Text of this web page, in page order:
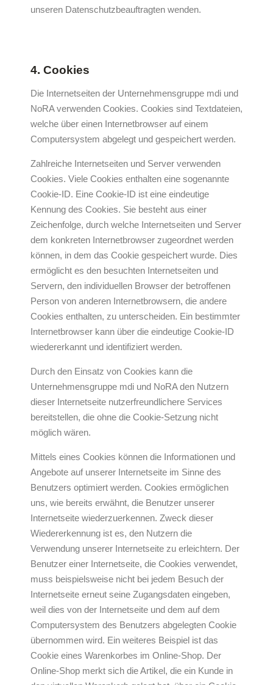
unseren Datenschutzbeauftragten wenden.
4. Cookies
Die Internetseiten der Unternehmensgruppe mdi und
NoRA verwenden Cookies. Cookies sind Textdateien,
welche über einen Internetbrowser auf einem
Computersystem abgelegt und gespeichert werden.
Zahlreiche Internetseiten und Server verwenden
Cookies. Viele Cookies enthalten eine sogenannte
Cookie-ID. Eine Cookie-ID ist eine eindeutige
Kennung des Cookies. Sie besteht aus einer
Zeichenfolge, durch welche Internetseiten und Server
dem konkreten Internetbrowser zugeordnet werden
können, in dem das Cookie gespeichert wurde. Dies
ermöglicht es den besuchten Internetseiten und
Servern, den individuellen Browser der betroffenen
Person von anderen Internetbrowsern, die andere
Cookies enthalten, zu unterscheiden. Ein bestimmter
Internetbrowser kann über die eindeutige Cookie-ID
wiedererkannt und identifiziert werden.
Durch den Einsatz von Cookies kann die
Unternehmensgruppe mdi und NoRA den Nutzern
dieser Internetseite nutzerfreundlichere Services
bereitstellen, die ohne die Cookie-Setzung nicht
möglich wären.
Mittels eines Cookies können die Informationen und
Angebote auf unserer Internetseite im Sinne des
Benutzers optimiert werden. Cookies ermöglichen
uns, wie bereits erwähnt, die Benutzer unserer
Internetseite wiederzuerkennen. Zweck dieser
Wiedererkennung ist es, den Nutzern die
Verwendung unserer Internetseite zu erleichtern. Der
Benutzer einer Internetseite, die Cookies verwendet,
muss beispielsweise nicht bei jedem Besuch der
Internetseite erneut seine Zugangsdaten eingeben,
weil dies von der Internetseite und dem auf dem
Computersystem des Benutzers abgelegten Cookie
übernommen wird. Ein weiteres Beispiel ist das
Cookie eines Warenkorbes im Online-Shop. Der
Online-Shop merkt sich die Artikel, die ein Kunde in